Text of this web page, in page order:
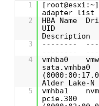
1
adapter list
2
HBA Name
UID
Description
3
--------
--------
4
vmhba0
Alder Lake-N
5
vmhba1